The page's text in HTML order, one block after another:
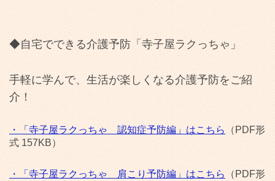
◆自宅でできる介護予防「寺子屋ラクっちゃ」
手軽に学んで、生活が楽しくなる介護予防をご紹
介！
・「寺子屋ラクっちゃ 認知症予防編」はこちら
（PDF形
式 157KB）
・「寺子屋ラクっちゃ 肩こり予防編」はこちら
（PDF形